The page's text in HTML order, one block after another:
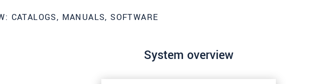
CATALOGS, MANUALS, SOFTWARE
System overview